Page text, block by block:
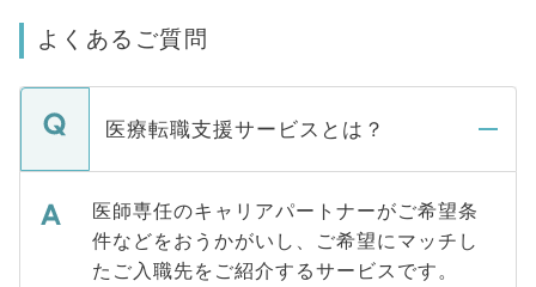
よくあるご質問
医療転職支援サービスとは？
医師専任のキャリアパートナーがご希望条
件などをおうかがいし、ご希望にマッチし
たご入職先をご紹介するサービスです。